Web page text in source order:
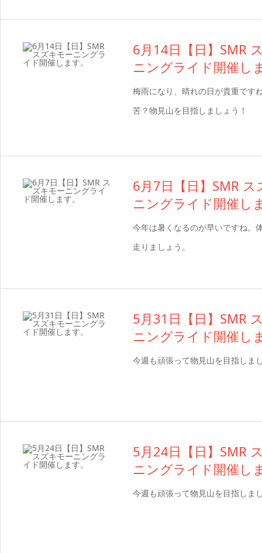
6月14日【日】SMR
ニングライド開催し
梅雨になり、晴れの日が貴重です
苦？物見山を目指しましょう！
6月7日【日】SMR ス
ニングライド開催し
今年は暑くなるのが早いですね。
走りましょう。
5月31日【日】SMR
ニングライド開催し
今週も頑張って物見山を目指しま
5月24日【日】SMR
ニングライド開催し
今週も頑張って物見山を目指しま